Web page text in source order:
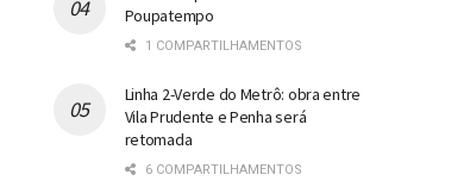
Poupatempo
1 COMPARTILHAMENTOS
Linha 2-Verde do Metrô: obra entre
Vila Prudente e Penha será
retomada
6 COMPARTILHAMENTOS